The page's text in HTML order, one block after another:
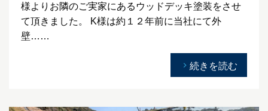
様よりお隣のご実家にあるウッドデッキ塗装をさせ
て頂きました。 K様は約１２年前に当社にて外
壁……
続きを読む